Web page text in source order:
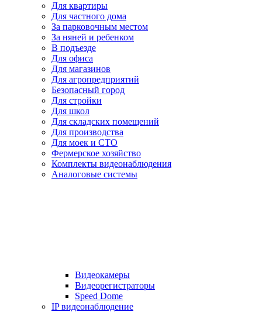
Для квартиры
Для частного дома
За парковочным местом
За няней и ребенком
В подъезде
Для офиса
Для магазинов
Для агропредприятий
Безопасный город
Для стройки
Для школ
Для складских помещений
Для производства
Для моек и СТО
Фермерское хозяйство
Комплекты видеонаблюдения
Аналоговые системы
Видеокамеры
Видеорегистраторы
Speed Dome
IP видеонаблюдение